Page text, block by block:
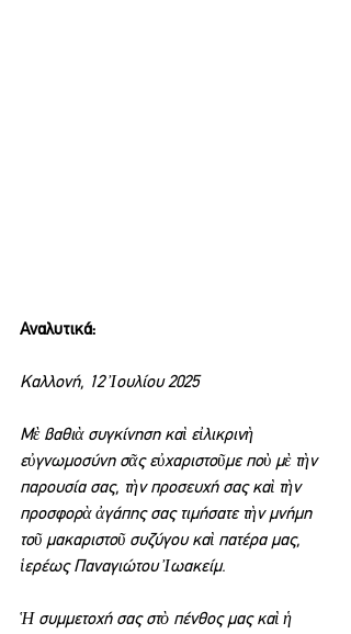
Αναλυτικά:
Καλλονή, 12 Ἰουλίου 2025
Μὲ βαθιὰ συγκίνηση καὶ εἰλικρινὴ
εὐγνωμοσύνη σᾶς εὐχαριστοῦμε ποὺ μὲ τὴν
παρουσία σας, τὴν προσευχή σας καὶ τὴν
προσφορὰ ἀγάπης σας τιμήσατε τὴν μνήμη
τοῦ μακαριστοῦ συζύγου καὶ πατέρα μας,
ἱερέως Παναγιώτου Ἰωακείμ.
Ἡ συμμετοχή σας στὸ πένθος μας καὶ ἡ